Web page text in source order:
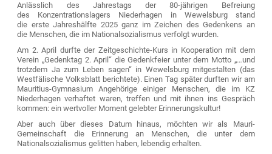
Anlässlich des Jahrestags der 80-jährigen Befreiung
des Konzentrationslagers Niederhagen in Wewelsburg stand
die erste Jahreshälfte 2025 ganz im Zeichen des Gedenkens an
die Menschen, die im Nationalsozialismus verfolgt wurden.
Am 2. April durfte der Zeitgeschichte-Kurs in Kooperation mit dem
Verein „Gedenktag 2. April“ die Gedenkfeier unter dem Motto „…und
trotzdem Ja zum Leben sagen“ in Wewelsburg mitgestalten (das
Westfälische Volksblatt berichtete). Einen Tag später durften wir am
Mauritius-Gymnasium Angehörige einiger Menschen, die im KZ
Niederhagen verhaftet waren, treffen und mit ihnen ins Gespräch
kommen: ein wertvoller Moment gelebter Erinnerungskultur!
Aber auch über dieses Datum hinaus, möchten wir als Mauri-
Gemeinschaft die Erinnerung an Menschen, die unter dem
Nationalsozialismus gelitten haben, lebendig erhalten.